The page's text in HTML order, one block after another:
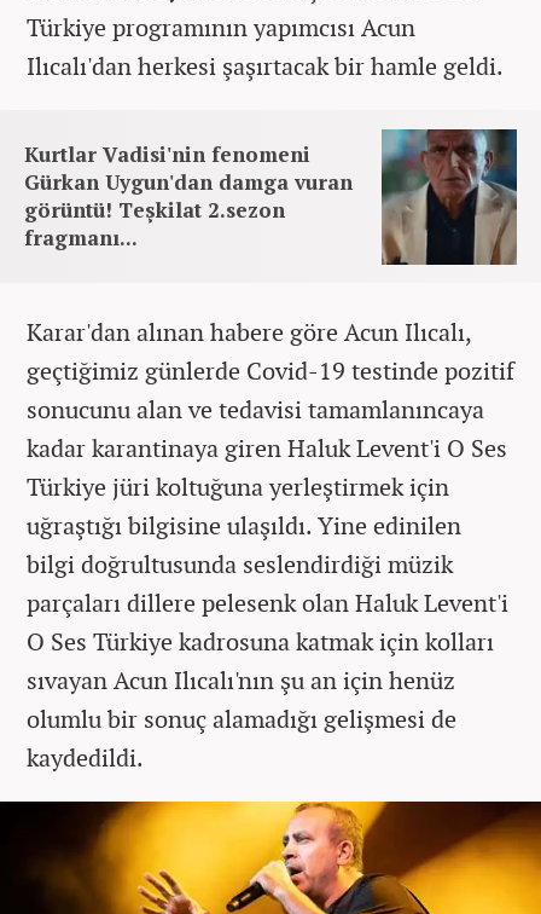
Türkiye programının yapımcısı Acun
Ilıcalı'dan herkesi şaşırtacak bir hamle geldi.
Kurtlar Vadisi'nin fenomeni
Gürkan Uygun'dan damga vuran
görüntü! Teşkilat 2.sezon
fragmanı...
Karar'dan alınan habere göre Acun Ilıcalı,
geçtiğimiz günlerde Covid-19 testinde pozitif
sonucunu alan ve tedavisi tamamlanıncaya
kadar karantinaya giren Haluk Levent'i O Ses
Türkiye jüri koltuğuna yerleştirmek için
uğraştığı bilgisine ulaşıldı. Yine edinilen
bilgi doğrultusunda seslendirdiği müzik
parçaları dillere pelesenk olan Haluk Levent'i
O Ses Türkiye kadrosuna katmak için kolları
sıvayan Acun Ilıcalı'nın şu an için henüz
olumlu bir sonuç alamadığı gelişmesi de
kaydedildi.